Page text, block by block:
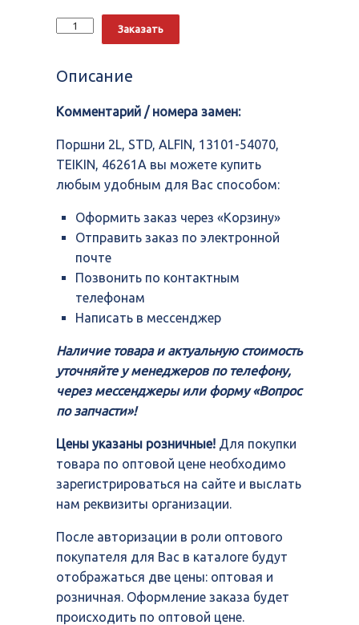
Количество
Поршни
ALFIN,
54070,
46261A
Заказать
Описание
Комментарий / номера замен:
Поршни 2L, STD, ALFIN, 13101-54070,
TEIKIN, 46261A вы можете купить
любым удобным для Вас способом:
Оформить заказ через «Корзину»
Отправить заказ по электронной
почте
Позвонить по контактным
телефонам
Написать в мессенджер
Наличие товара и актуальную стоимость
уточняйте у менеджеров по телефону,
через мессенджеры или форму «Вопрос
по запчасти»!
Цены указаны розничные! Для покупки
товара по оптовой цене необходимо
зарегистрироваться на сайте и выслать
нам реквизиты организации.
После авторизации в роли оптового
покупателя для Вас в каталоге будут
отображаться две цены: оптовая и
розничная. Оформление заказа будет
происходить по оптовой цене.